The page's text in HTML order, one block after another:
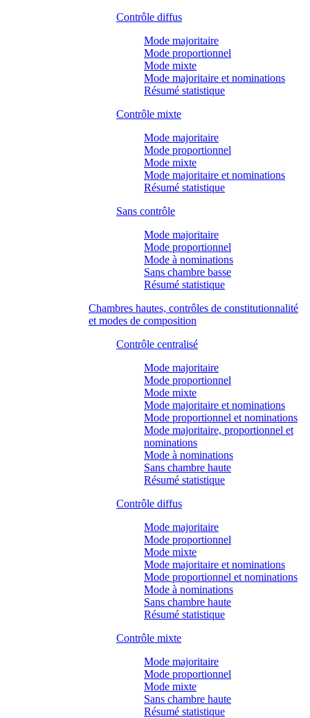
Contrôle diffus
Mode majoritaire
Mode proportionnel
Mode mixte
Mode majoritaire et nominations
Résumé statistique
Contrôle mixte
Mode majoritaire
Mode proportionnel
Mode mixte
Mode majoritaire et nominations
Résumé statistique
Sans contrôle
Mode majoritaire
Mode proportionnel
Mode à nominations
Sans chambre basse
Résumé statistique
Chambres hautes, contrôles de constitutionnalité
et modes de composition
Contrôle centralisé
Mode majoritaire
Mode proportionnel
Mode mixte
Mode majoritaire et nominations
Mode proportionnel et nominations
Mode majoritaire, proportionnel et
nominations
Mode à nominations
Sans chambre haute
Résumé statistique
Contrôle diffus
Mode majoritaire
Mode proportionnel
Mode mixte
Mode majoritaire et nominations
Mode proportionnel et nominations
Mode à nominations
Sans chambre haute
Résumé statistique
Contrôle mixte
Mode majoritaire
Mode proportionnel
Mode mixte
Sans chambre haute
Résumé statistique